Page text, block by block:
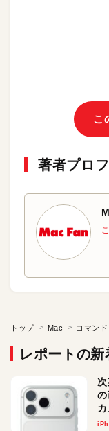
こ
著者プロ
トップ Mac
レポートの新